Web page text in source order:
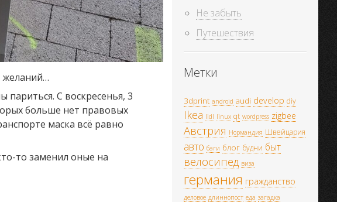
желаний…
С воскресенья, 3
больше нет правовых
маска всё равно
то заменил оные на
Не забыть
Путешествия
Метки
3dprint android audi develop diy
Ikea lidl linux qt wordpress zigbee
Австрия Нормандия Швейцария
авто баги блог будни быт
велосипед виза
германия гражданство
деловое длиннопост еда загадка